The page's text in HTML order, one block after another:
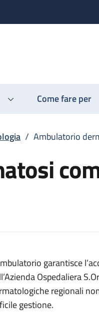
Come fare per
/ Ambulatorio
garantisce
Ospedaliera
regionali
gestione.